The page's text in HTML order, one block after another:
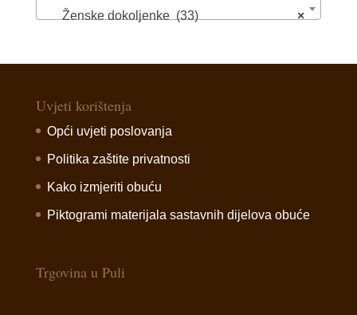
×
Ženske dokoljenke (33)
Uvjeti korištenja
Opći uvjeti poslovanja
Politika zaštite privatnosti
Kako izmjeriti obuću
Piktogrami materijala sastavnih dijelova obuće
Trgovina u Puli